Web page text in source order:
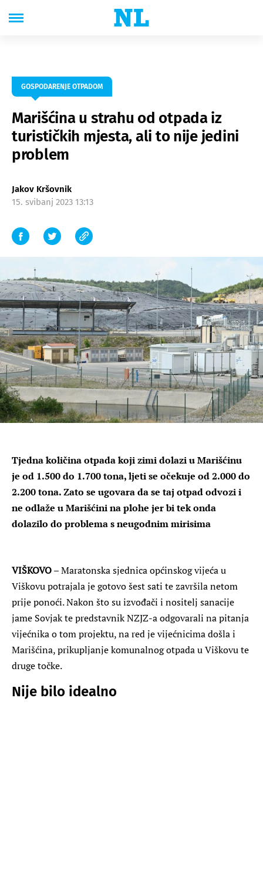
GOSPODARENJE OTPADOM
Marišćina u strahu od otpada iz
turističkih mjesta, ali to nije jedini
problem
Jakov Kršovnik
15. svibanj 2023 13:13
Tjedna količina otpada koji zimi dolazi u Marišćinu
je od 1.500 do 1.700 tona, ljeti se očekuje od 2.000 do
2.200 tona. Zato se ugovara da se taj otpad odvozi i
ne odlaže u Marišćini na plohe jer bi tek onda
dolazilo do problema s neugodnim mirisima
VIŠKOVO– Maratonska sjednica općinskog vijeća u
Viškovu potrajala je gotovo šest sati te završila netom
prije ponoći. Nakon što su izvođači i nositelj sanacije
jame Sovjak te predstavnik NZJZ-a odgovarali na pitanja
vijećnika o tom projektu, na red je vijećnicima došla i
Marišćina, prikupljanje komunalnog otpada u Viškovu te
druge točke.
Nije bilo idealno